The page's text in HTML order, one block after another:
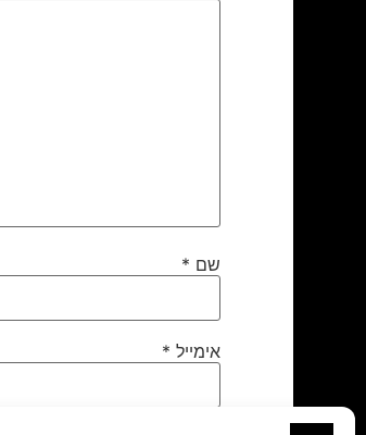
שם *
אימייל *